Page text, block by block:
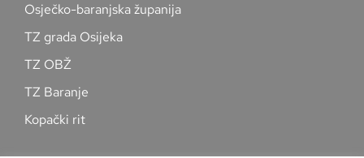
Osječko-baranjska županija
TZ grada Osijeka
TZ OBŽ
TZ Baranje
Kopački rit